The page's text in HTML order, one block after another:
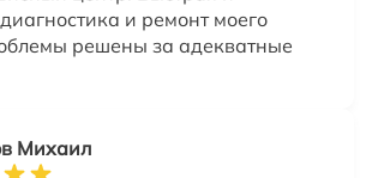
и ремонт моего
решены за адекватные
Михаил